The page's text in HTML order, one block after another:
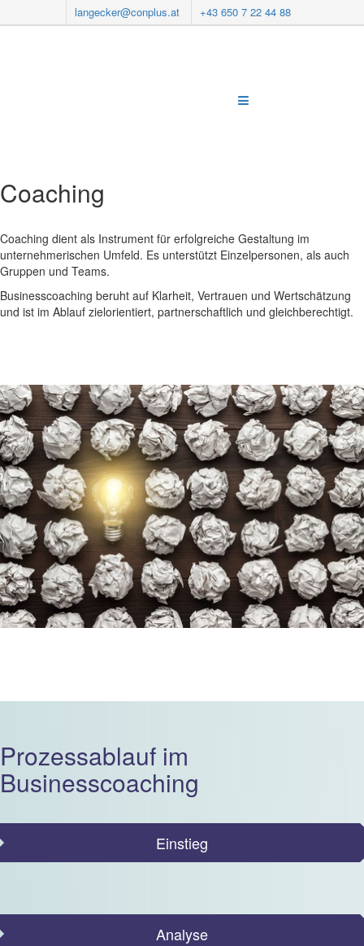
langecker@conplus.at +43 650 7 22 44 88
Coaching
Coaching dient als Instrument für erfolgreiche Gestaltung im
unternehmerischen Umfeld. Es unterstützt Einzelpersonen, als auch
Gruppen und Teams.
Businesscoaching beruht auf Klarheit, Vertrauen und Wertschätzung
und ist im Ablauf zielorientiert, partnerschaftlich und gleichberechtigt.
Prozessablauf im
Businesscoaching
Einstieg
Analyse